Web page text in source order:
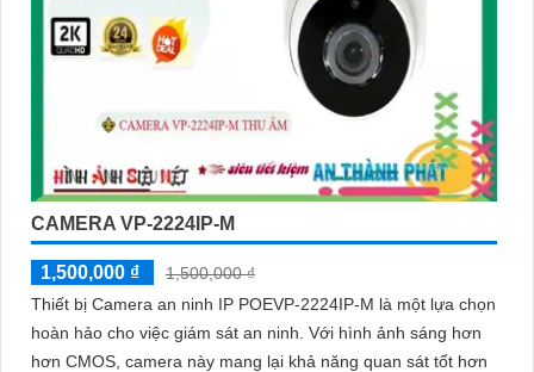
CAMERA VP-2224IP-M
1,500,000 ₫
1,500,000 ₫
Thiết bị Camera an ninh IP POEVP-2224IP-M là một lựa chọn
hoàn hảo cho việc giám sát an ninh. Với hình ảnh sáng hơn
hơn CMOS, camera này mang lại khả năng quan sát tốt hơn